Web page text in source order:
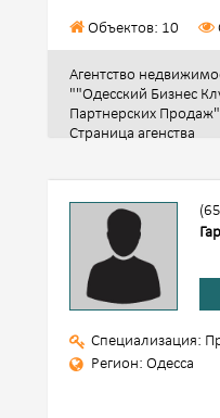
Объектов: 10
Агентство
""Одесский Бизнес
Партнерских
Страница агенства
Специализация:
Регион: Одесса